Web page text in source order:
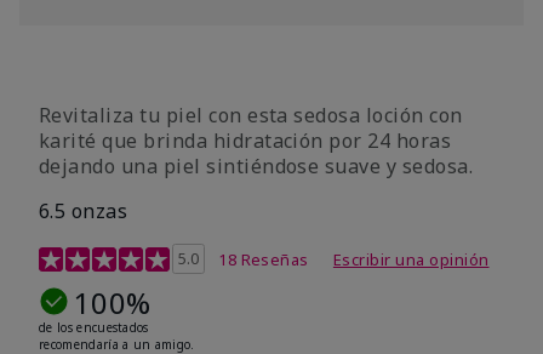
Revitaliza tu piel con esta sedosa loción con
karité que brinda hidratación por 24 horas
dejando una piel sintiéndose suave y sedosa.
6.5 onzas
Calificación de clientes de 3,3 de 5
5.0 18 Reseñas Escribir una opinión
100%
de los encuestados
recomendaría a un amigo.